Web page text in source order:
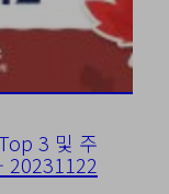
3 및 주
20231122